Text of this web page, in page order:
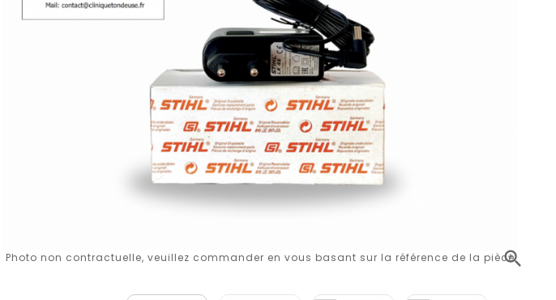

Photo non contractuelle, veuillez commander en vous basant sur la référence de la pièce